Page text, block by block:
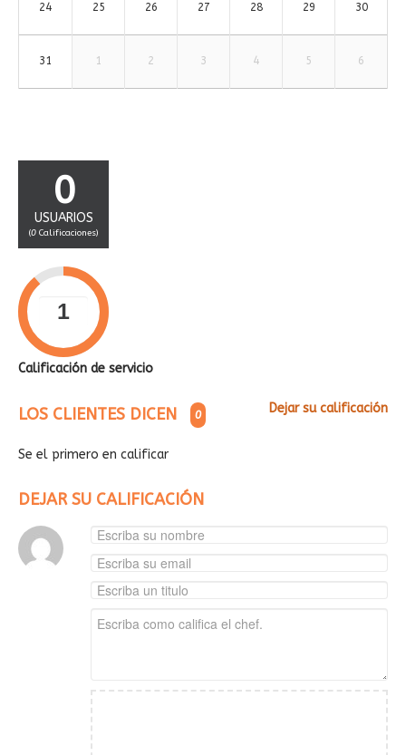
24 25 26 27 28 29 30
31 1 2 3 4 5 6
0
USUARIOS
(0 Calificaciones)
Calificación de servicio
LOS CLIENTES DICEN 0 Dejar su calificación
Se el primero en calificar
DEJAR SU CALIFICACIÓN